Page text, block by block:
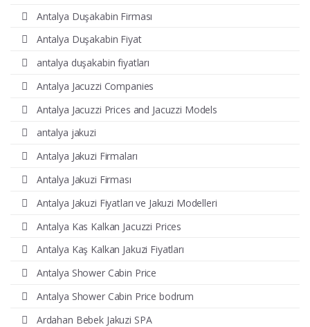
Antalya Duşakabin Firması
Antalya Duşakabin Fiyat
antalya duşakabin fiyatları
Antalya Jacuzzi Companies
Antalya Jacuzzi Prices and Jacuzzi Models
antalya jakuzi
Antalya Jakuzi Firmaları
Antalya Jakuzi Firması
Antalya Jakuzi Fiyatları ve Jakuzi Modelleri
Antalya Kas Kalkan Jacuzzi Prices
Antalya Kaş Kalkan Jakuzi Fiyatları
Antalya Shower Cabin Price
Antalya Shower Cabin Price bodrum
Ardahan Bebek Jakuzi SPA